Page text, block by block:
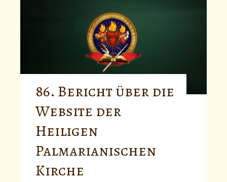
86. Bericht über die
Website der
Heiligen
Palmarianischen
Kirche